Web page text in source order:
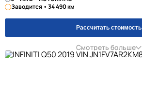
Заводится • 34 490 км
Рассчитать стоимость
Смотреть больше